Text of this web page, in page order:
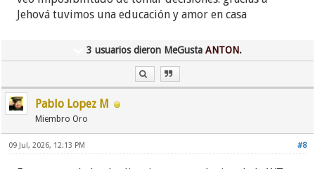
Jehová tuvimos una educación y amor en casa
3 usuarios dieron MeGustaANTON.
Pablo Lopez M
Miembro Oro
#8
09 Jul, 2026, 12:13 PM